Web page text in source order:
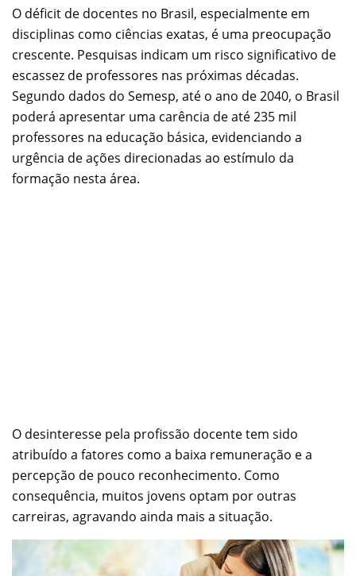
O déficit de docentes no Brasil, especialmente em
disciplinas como ciências exatas, é uma preocupação
crescente. Pesquisas indicam um risco significativo de
escassez de professores nas próximas décadas.
Segundo dados do Semesp, até o ano de 2040, o Brasil
poderá apresentar uma carência de até 235 mil
professores na educação básica, evidenciando a
urgência de ações direcionadas ao estímulo da
formação nesta área.
O desinteresse pela profissão docente tem sido
atribuído a fatores como a baixa remuneração e a
percepção de pouco reconhecimento. Como
consequência, muitos jovens optam por outras
carreiras, agravando ainda mais a situação.